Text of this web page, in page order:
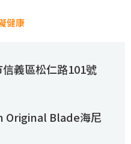
健康
義區松仁路101號
Original Blade海尼